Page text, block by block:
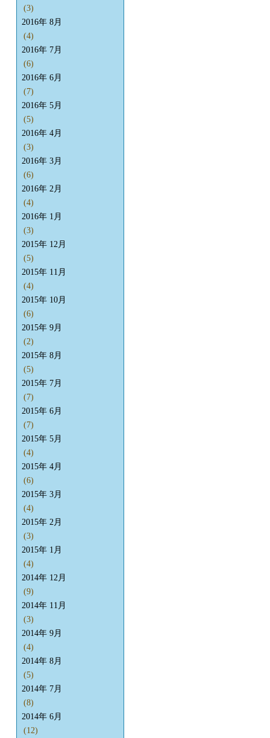
(3)
2016年 8月
(4)
2016年 7月
(6)
2016年 6月
(7)
2016年 5月
(5)
2016年 4月
(3)
2016年 3月
(6)
2016年 2月
(4)
2016年 1月
(3)
2015年 12月
(5)
2015年 11月
(4)
2015年 10月
(6)
2015年 9月
(2)
2015年 8月
(5)
2015年 7月
(7)
2015年 6月
(7)
2015年 5月
(4)
2015年 4月
(6)
2015年 3月
(4)
2015年 2月
(3)
2015年 1月
(4)
2014年 12月
(9)
2014年 11月
(3)
2014年 9月
(4)
2014年 8月
(5)
2014年 7月
(8)
2014年 6月
(12)